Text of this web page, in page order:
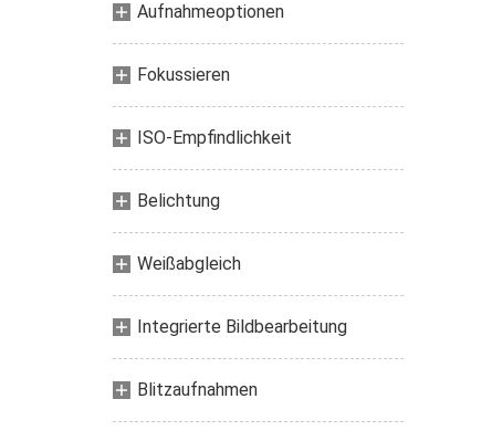
Aufnahmeoptionen
Fokussieren
ISO-Empfindlichkeit
Belichtung
Weißabgleich
Integrierte Bildbearbeitung
Blitzaufnahmen